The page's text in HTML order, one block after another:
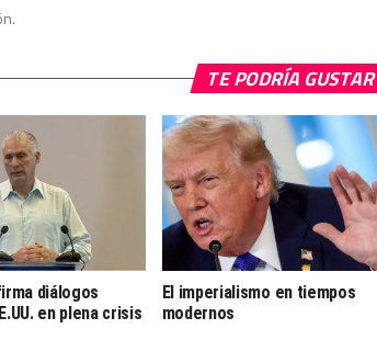
TE PODRÍA GUSTAR
diálogos
en plena crisis
El imperialismo en tiempos
modernos